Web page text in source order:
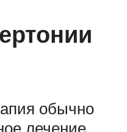
обычно
лечение